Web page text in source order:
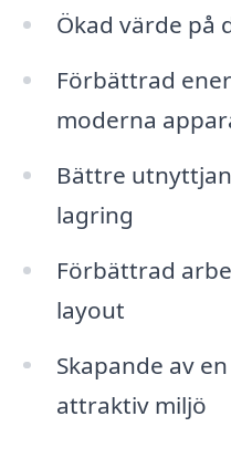
Ökad värde på
Förbättrad
moderna
Bättre
lagring
Förbättrad
layout
Skapande av
attraktiv miljö